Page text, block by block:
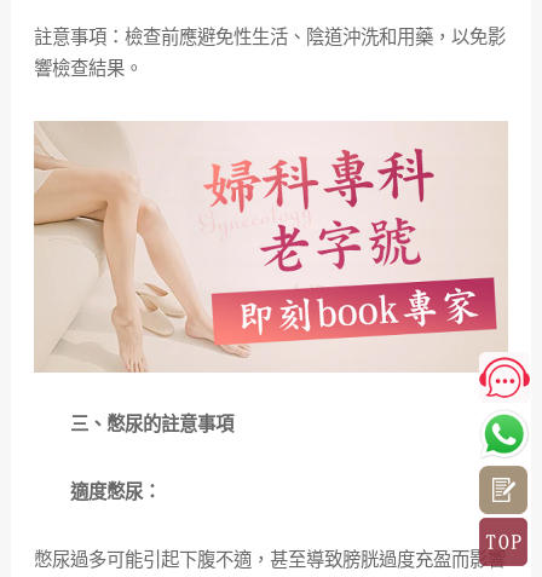
註意事項：檢查前應避免性生活、陰道沖洗和用藥，以免影
響檢查結果。
三、憋尿的註意事項
適度憋尿：
憋尿過多可能引起下腹不適，甚至導致膀胱過度充盈而影響